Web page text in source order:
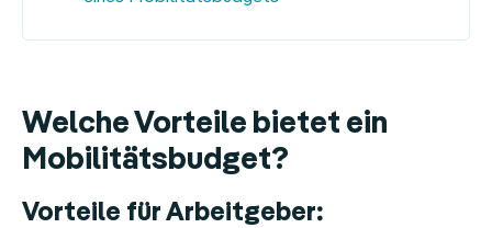
Welche Vorteile bietet ein
Mobilitätsbudget?
Vorteile für Arbeitgeber: